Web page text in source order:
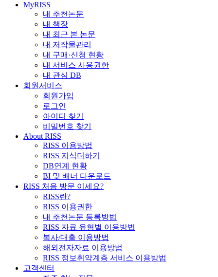
MyRISS
내 추천논문
내 책장
내 최근 본 논문
내 저작물관리
내 구매·신청 현황
내 서비스 사용권한
내 관심 DB
회원서비스
회원가입
로그인
아이디 찾기
비밀번호 찾기
About RISS
RISS 이용방법
RISS 지식더하기
DB연계 현황
BI 및 배너 다운로드
RISS 처음 방문 이세요?
RISS란?
RISS 이용권한
내 추천논문 등록방법
RISS 자료 유형별 이용방법
복사/대출 이용방법
해외전자자료 이용방법
RISS 정보취약계층 서비스 이용방법
고객센터